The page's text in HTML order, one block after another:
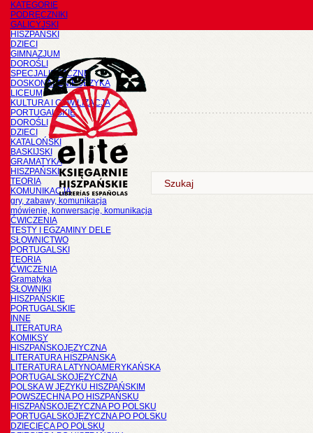
KATEGORIE
PODRĘCZNIKI
GALICYJSKI
HISZPAŃSKI
DZIECI
GIMNAZJUM
DOROŚLI
SPECJALISTYCZNE
DOSKONALENIE JĘZYKA
LICEUM
KULTURA I CYWILIZACJA
PORTUGALSKIE
DOROŚLI
DZIECI
KATALOŃSKI
BASKIJSKI
GRAMATYKA
HISZPAŃSKI
TEORIA
KOMUNIKACJA
gry, zabawy, komunikacja
mówienie, konwersacje, komunikacja
ĆWICZENIA
TESTY I EGZAMINY DELE
SŁOWNICTWO
PORTUGALSKI
TEORIA
ĆWICZENIA
Gramatyka
SŁOWNIKI
HISZPAŃSKIE
PORTUGALSKIE
INNE
LITERATURA
KOMIKSY
HISZPAŃSKOJĘZYCZNA
LITERATURA HISZPANSKA
LITERATURA LATYNOAMERYKAŃSKA
PORTUGALSKOJĘZYCZNA
POLSKA W JĘZYKU HISZPAŃSKIM
POWSZECHNA PO HISZPAŃSKU
HISZPAŃSKOJĘZYCZNA PO POLSKU
PORTUGALSKOJĘZYCZNA PO POLSKU
DZIECIĘCA PO POLSKU